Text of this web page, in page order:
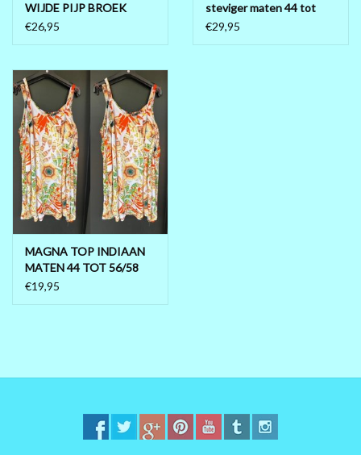
WIJDE PIJP BROEK
MATEN 40/42 TOT 56/58
€26,95
steviger maten 44 tot
56/58
€29,95
MAGNA TOP INDIAAN
MATEN 44 TOT 56/58
€19,95